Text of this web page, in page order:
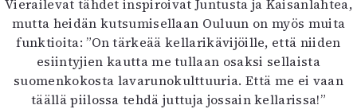
Vierailevat tähdet inspiroivat Juntusta ja Kaisanlahtea,
mutta heidän kutsumisellaan Ouluun on myös muita
funktioita: ”On tärkeää kellarikävijöille, että niiden
esiintyjien kautta me tullaan osaksi sellaista
suomenkokosta lavarunokulttuuria. Että me ei vaan
täällä piilossa tehdä juttuja jossain kellarissa!”